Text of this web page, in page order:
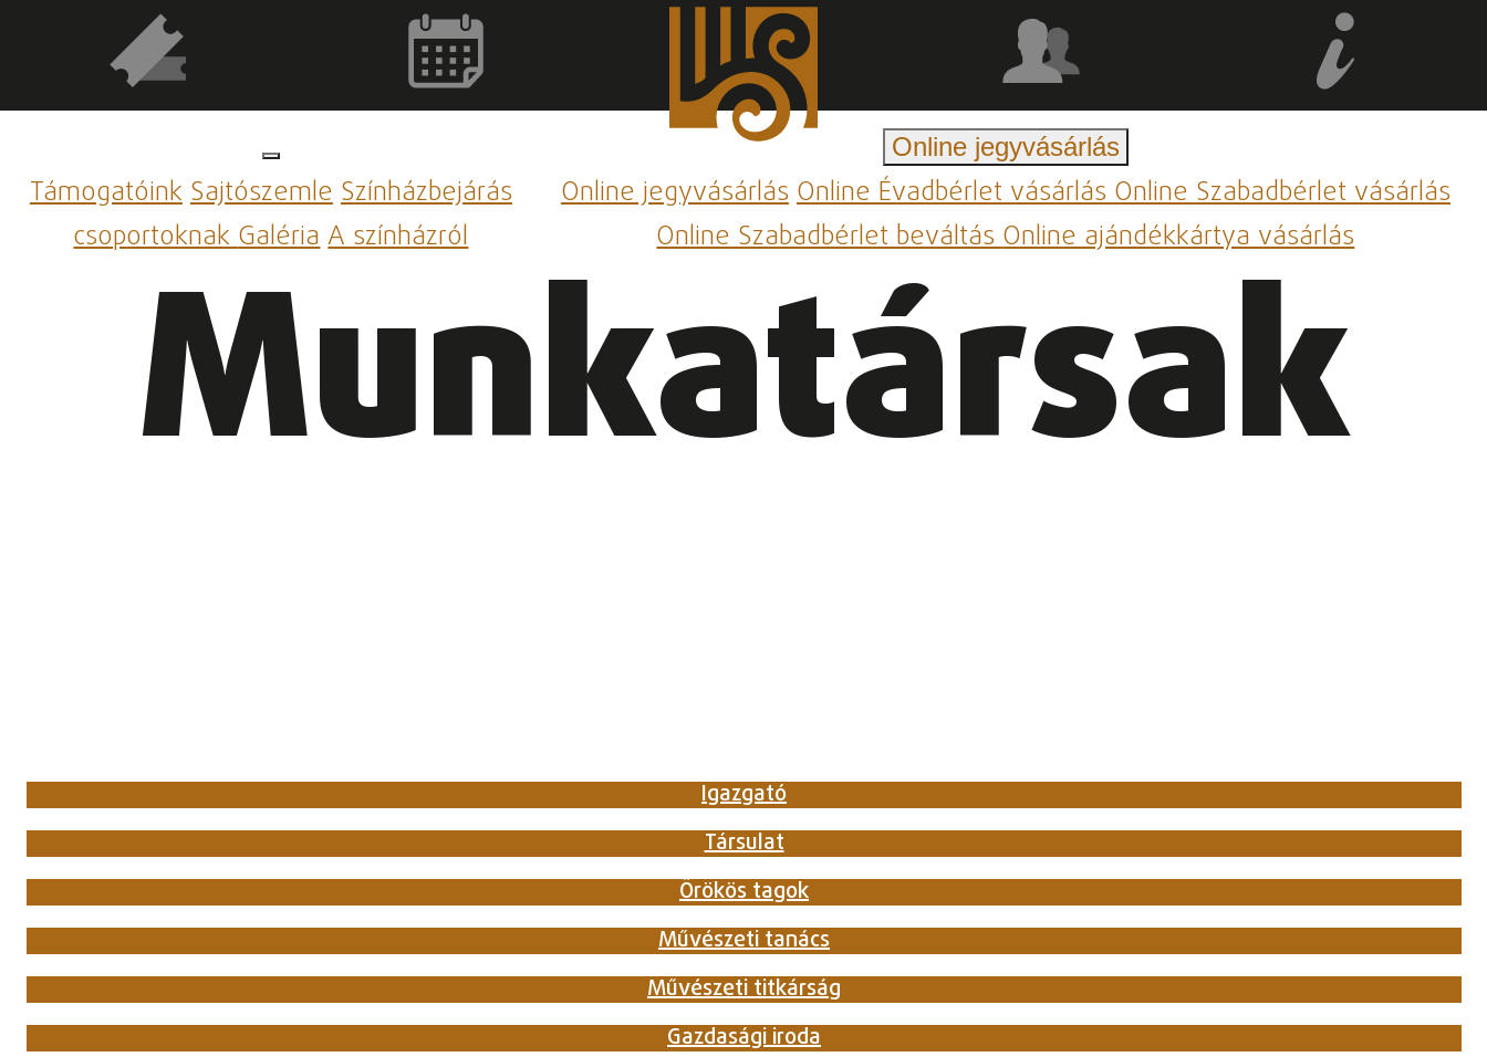
TámogatóinkSajtószemleSzínházbejárás
csoportoknakGalériaA színházról
Online jegyvásárlás
Online jegyvásárlásOnline Évadbérlet vásárlásOnline Szabadbérlet vásárlás
Online Szabadbérlet beváltásOnline ajándékkártya vásárlás
Munkatársak
Igazgató
Társulat
Örökös tagok
Művészeti tanács
Művészeti titkárság
Gazdasági iroda